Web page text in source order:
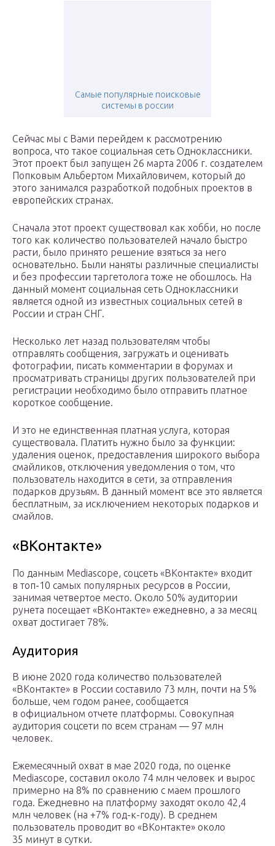
Самые популярные поисковые
системы в россии
Сейчас мы с Вами перейдем к рассмотрению
вопроса, что такое социальная сеть Одноклассники.
Этот проект был запущен 26 марта 2006 г. создателем
Попковым Альбертом Михайловичем, который до
этого занимался разработкой подобных проектов в
европейских странах.
Сначала этот проект существовал как хобби, но после
того как количество пользователей начало быстро
расти, было принято решение взяться за него
основательно. Были наняты различные специалисты
и без профессии таргетолога тоже не обошлось. На
данный момент социальная сеть Одноклассники
является одной из известных социальных сетей в
России и стран СНГ.
Несколько лет назад пользователям чтобы
отправлять сообщения, загружать и оценивать
фотографии, писать комментарии в форумах и
просматривать страницы других пользователей при
регистрации необходимо было отправить платное
короткое сообщение.
И это не единственная платная услуга, которая
существовала. Платить нужно было за функции:
удаления оценок, предоставления широкого выбора
смайликов, отключения уведомления о том, что
пользователь находится в сети, за отправления
подарков друзьям. В данный момент все это является
бесплатным, за исключением некоторых подарков и
смайлов.
«ВКонтакте»
По данным Mediascope, соцсеть «ВКонтакте» входит
в топ-10 самых популярных ресурсов в России,
занимая четвертое место. Около 50% аудитории
рунета посещает «ВКонтакте» ежедневно, а за месяц
охват достигает 78%.
Аудитория
В июне 2020 года количество пользователей
«ВКонтакте» в России составило 73 млн, почти на 5%
больше, чем годом ранее, сообщается
в официальном отчете платформы. Совокупная
аудитория соцсети по всем странам — 97 млн
человек.
Ежемесячный охват в мае 2020 года, по оценке
Mediascope, составил около 74 млн человек и вырос
примерно на 8% по сравнению с маем прошлого
года. Ежедневно на платформу заходят около 42,4
млн человек (на +7% год-к-году). В среднем
пользователь проводит во «ВКонтакте» около
35 минут в сутки.